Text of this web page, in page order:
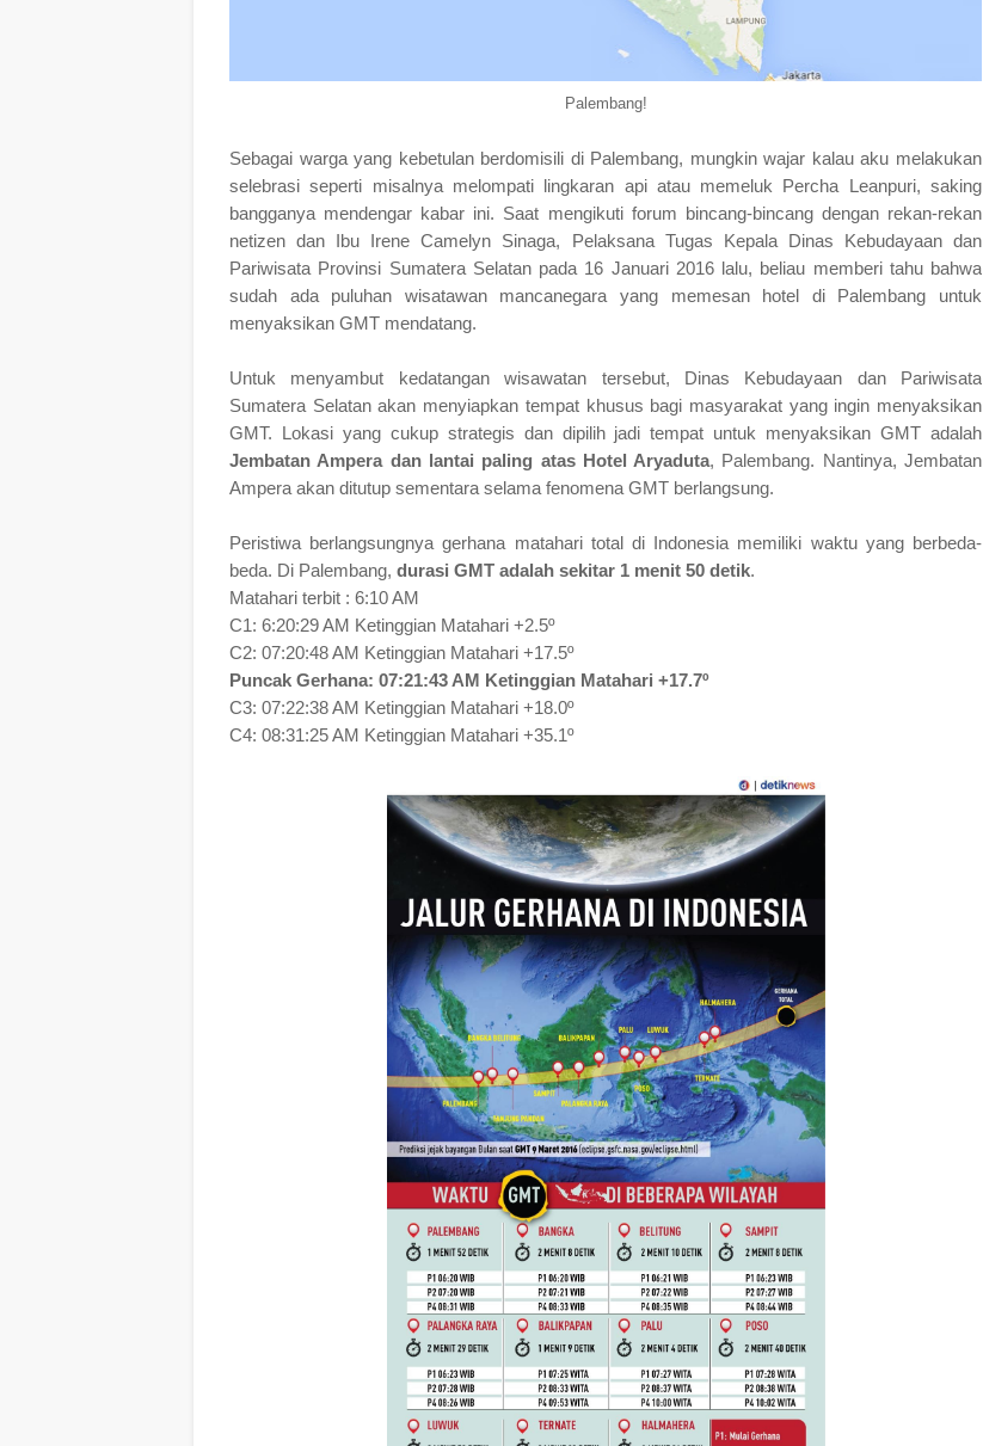
Palembang!
Sebagai warga yang kebetulan berdomisili di Palembang, mungkin wajar kalau aku melakukan
selebrasi seperti misalnya melompati lingkaran api atau memeluk Percha Leanpuri, saking
bangganya mendengar kabar ini. Saat mengikuti forum bincang-bincang dengan rekan-rekan
netizen dan Ibu Irene Camelyn Sinaga, Pelaksana Tugas Kepala Dinas Kebudayaan dan
Pariwisata Provinsi Sumatera Selatan pada 16 Januari 2016 lalu, beliau memberi tahu bahwa
sudah ada puluhan wisatawan mancanegara yang memesan hotel di Palembang untuk
menyaksikan GMT mendatang.
Untuk menyambut kedatangan wisawatan tersebut, Dinas Kebudayaan dan Pariwisata
Sumatera Selatan akan menyiapkan tempat khusus bagi masyarakat yang ingin menyaksikan
GMT. Lokasi yang cukup strategis dan dipilih jadi tempat untuk menyaksikan GMT adalah
Jembatan Ampera dan lantai paling atas Hotel Aryaduta, Palembang. Nantinya, Jembatan
Ampera akan ditutup sementara selama fenomena GMT berlangsung.
Peristiwa berlangsungnya gerhana matahari total di Indonesia memiliki waktu yang berbeda-
beda. Di Palembang, durasi GMT adalah sekitar 1 menit 50 detik.
Matahari terbit : 6:10 AM
C1: 6:20:29 AM Ketinggian Matahari +2.5º
C2: 07:20:48 AM Ketinggian Matahari +17.5º
Puncak Gerhana: 07:21:43 AM Ketinggian Matahari +17.7º
C3: 07:22:38 AM Ketinggian Matahari +18.0º
C4: 08:31:25 AM Ketinggian Matahari +35.1º